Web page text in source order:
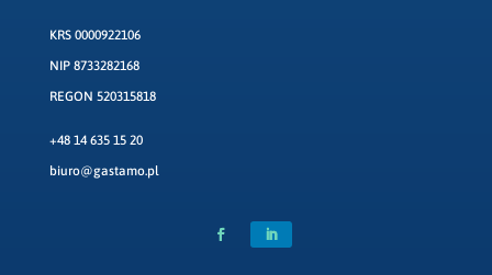
KRS 0000922106
NIP 8733282168
REGON 520315818
+48 14 635 15 20
biuro@gastamo.pl